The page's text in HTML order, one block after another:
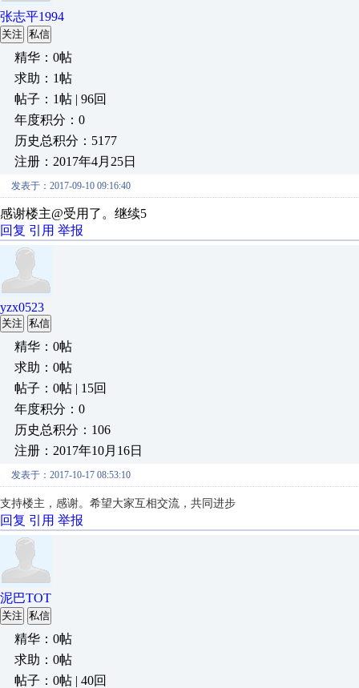
张志平1994
关注 私信
精华：0帖
求助：1帖
帖子：1帖 | 96回
年度积分：0
历史总积分：5177
注册：2017年4月25日
发表于：2017-09-10 09:16:40
感谢楼主@受用了。继续5
回复 引用 举报
yzx0523
关注 私信
精华：0帖
求助：0帖
帖子：0帖 | 15回
年度积分：0
历史总积分：106
注册：2017年10月16日
发表于：2017-10-17 08:53:10
支持楼主，感谢。希望大家互相交流，共同进步
回复 引用 举报
泥巴TOT
关注 私信
精华：0帖
求助：0帖
帖子：0帖 | 40回